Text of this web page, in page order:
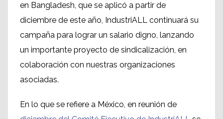
en Bangladesh, que se aplicó a partir de
diciembre de este año, IndustriALL continuará su
campaña para lograr un salario digno, lanzando
un importante proyecto de sindicalización, en
colaboración con nuestras organizaciones
asociadas.
En lo que se refiere a México, en reunión de